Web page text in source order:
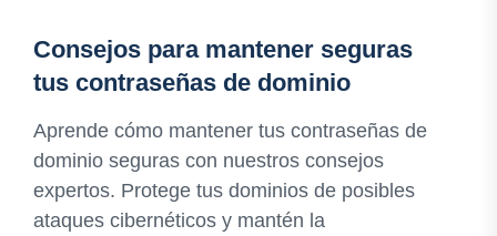
Consejos para mantener seguras
tus contraseñas de dominio
Aprende cómo mantener tus contraseñas de
dominio seguras con nuestros consejos
expertos. Protege tus dominios de posibles
ataques cibernéticos y mantén la